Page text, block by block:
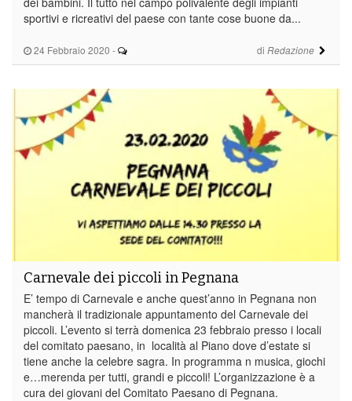
24 Febbraio 2020 - di Redazione
sportivi e ricreativi del paese con tante cose buone da...
Carnevale dei piccoli in Pegnana
E’ tempo di Carnevale e anche quest’anno in Pegnana non
mancherà il tradizionale appuntamento del Carnevale dei
piccoli. L’evento si terrà domenica 23 febbraio presso i locali
del comitato paesano, in località al Piano dove d’estate si
tiene anche la celebre sagra. In programma n musica, giochi
e…merenda per tutti, grandi e piccoli! L’organizzazione è a
cura dei giovani del Comitato Paesano di Pegnana.